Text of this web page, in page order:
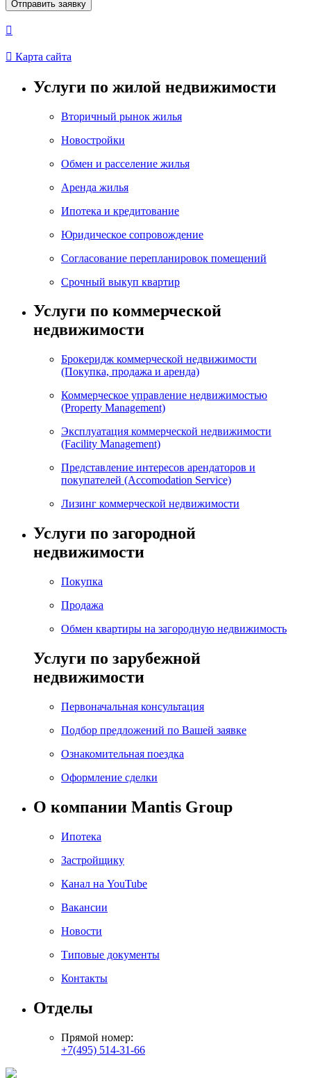
Отправить заявку

 Карта сайта
Услуги по жилой недвижимости
Вторичный рынок жилья
Новостройки
Обмен и расселение жилья
Аренда жилья
Ипотека и кредитование
Юридическое сопровождение
Согласование перепланировок помещений
Срочный выкуп квартир
Услуги по коммерческой
недвижимости
Брокеридж коммерческой недвижимости
(Покупка, продажа и аренда)
Коммерческое управление недвижимостью
(Property Management)
Эксплуатация коммерческой недвижимости
(Facility Management)
Представление интересов арендаторов и
покупателей (Accomodation Service)
Лизинг коммерческой недвижимости
Услуги по загородной
недвижимости
Покупка
Продажа
Обмен квартиры на загородную недвижимость
Услуги по зарубежной
недвижимости
Первоначальная консультация
Подбор предложений по Вашей заявке
Ознакомительная поездка
Оформление сделки
О компании Mantis Group
Ипотека
Застройщику
Канал на YouTube
Вакансии
Новости
Типовые документы
Контакты
Отделы
Прямой номер:
+7(495) 514-31-66